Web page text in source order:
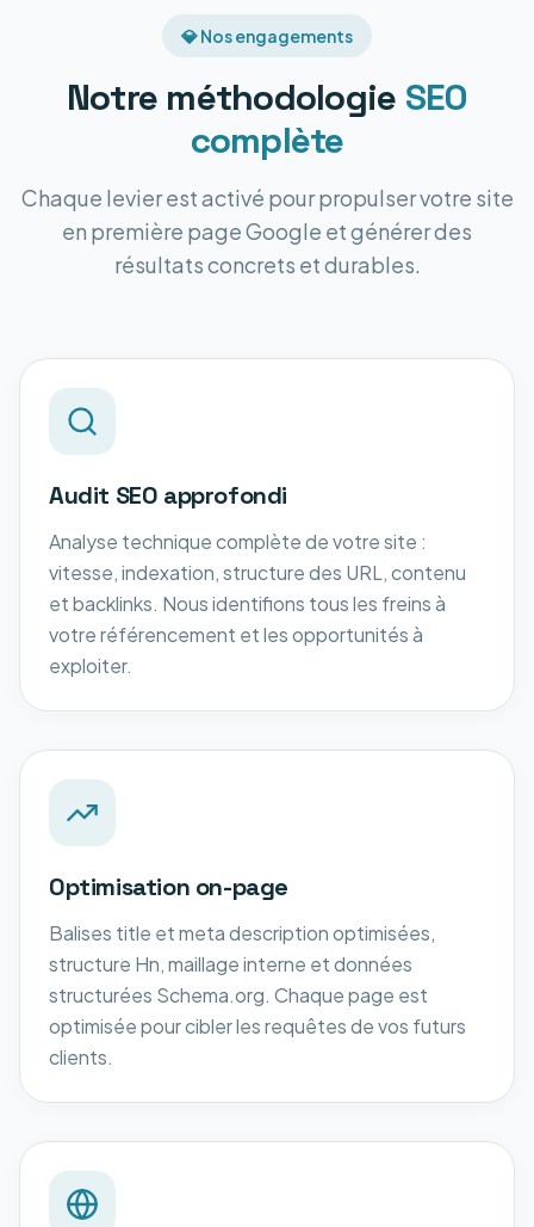
💎 Nos engagements
Notre méthodologie SEO
complète
Chaque levier est activé pour propulser votre site
en première page Google et générer des
résultats concrets et durables.
Audit SEO approfondi
Analyse technique complète de votre site :
vitesse, indexation, structure des URL, contenu
et backlinks. Nous identifions tous les freins à
votre référencement et les opportunités à
exploiter.
Optimisation on-page
Balises title et meta description optimisées,
structure Hn, maillage interne et données
structurées Schema.org. Chaque page est
optimisée pour cibler les requêtes de vos futurs
clients.